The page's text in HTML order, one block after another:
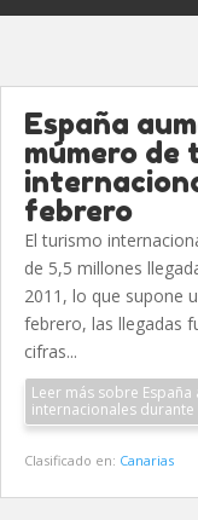
España
múmero de
febrero
El turismo
de 5,5 millones
2011, lo que supone
febrero, las llegadas
cifras...
Leer más sobre
internacionales
Clasificado en: Canarias